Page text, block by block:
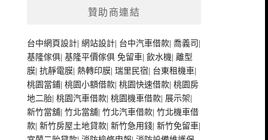
贊助商連結
台中網頁設計 |網站設計 台中汽車借款 |喬義司
基隆傢俱 |基隆平價傢俱 免留車 |飲水機 |離型
膜 |抗靜電膜 |熱轉印膜 |瑞里民宿 台東租機車
桃園當鋪 |桃園小額借款 |桃園快速借款 |桃園房
地二胎 |桃園汽車借款 |桃園機車借款 展示架
新竹當舖 |竹北當舖 |竹北汽車借款 |竹北機車借
款 |新竹房屋土地貸款 |新竹急用錢 |新竹免留車